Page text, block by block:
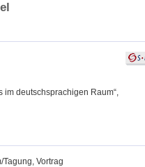
im deutschsprachigen Raum“,
Vortrag